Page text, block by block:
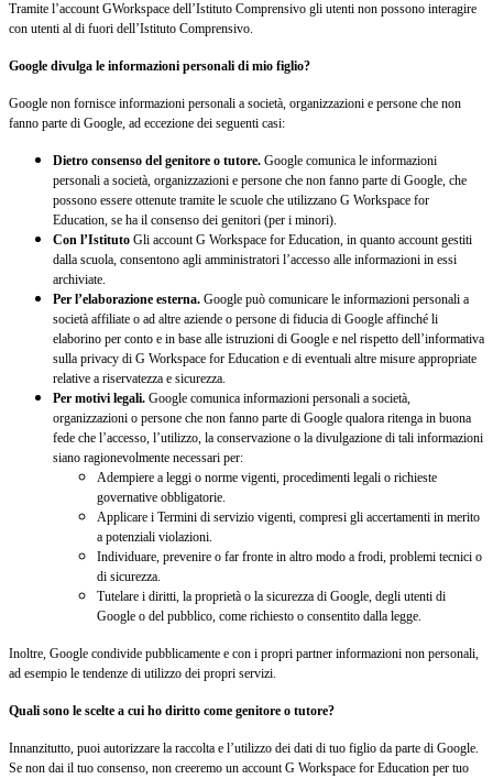
Tramite l’account GWorkspace dell’Istituto Comprensivo gli utenti non possono interagire
con utenti al di fuori dell’Istituto Comprensivo.
Google divulga le informazioni personali di mio figlio?
Google non fornisce informazioni personali a società, organizzazioni e persone che non
fanno parte di Google, ad eccezione dei seguenti casi:
Dietro consenso del genitore o tutore. Google comunica le informazioni
personali a società, organizzazioni e persone che non fanno parte di Google, che
possono essere ottenute tramite le scuole che utilizzano G Workspace for
Education, se ha il consenso dei genitori (per i minori).
Con l’Istituto Gli account G Workspace for Education, in quanto account gestiti
dalla scuola, consentono agli amministratori l’accesso alle informazioni in essi
archiviate.
Per l’elaborazione esterna. Google può comunicare le informazioni personali a
società affiliate o ad altre aziende o persone di fiducia di Google affinché li
elaborino per conto e in base alle istruzioni di Google e nel rispetto dell’informativa
sulla privacy di G Workspace for Education e di eventuali altre misure appropriate
relative a riservatezza e sicurezza.
Per motivi legali. Google comunica informazioni personali a società,
organizzazioni o persone che non fanno parte di Google qualora ritenga in buona
fede che l’accesso, l’utilizzo, la conservazione o la divulgazione di tali informazioni
siano ragionevolmente necessari per:
Adempiere a leggi o norme vigenti, procedimenti legali o richieste
governative obbligatorie.
Applicare i Termini di servizio vigenti, compresi gli accertamenti in merito
a potenziali violazioni.
Individuare, prevenire o far fronte in altro modo a frodi, problemi tecnici o
di sicurezza.
Tutelare i diritti, la proprietà o la sicurezza di Google, degli utenti di
Google o del pubblico, come richiesto o consentito dalla legge.
Inoltre, Google condivide pubblicamente e con i propri partner informazioni non personali,
ad esempio le tendenze di utilizzo dei propri servizi.
Quali sono le scelte a cui ho diritto come genitore o tutore?
Innanzitutto, puoi autorizzare la raccolta e l’utilizzo dei dati di tuo figlio da parte di Google.
Se non dai il tuo consenso, non creeremo un account G Workspace for Education per tuo